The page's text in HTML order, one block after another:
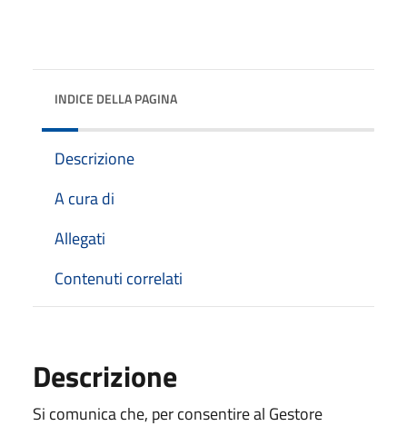
INDICE DELLA PAGINA
Descrizione
A cura di
Allegati
Contenuti correlati
Descrizione
Si comunica che, per consentire al Gestore